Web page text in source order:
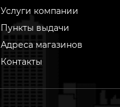
Услуги компании
Пункты выдачи
Адреса магазинов
Контакты